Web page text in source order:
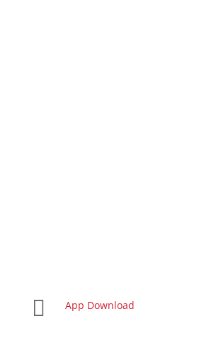
 App Download